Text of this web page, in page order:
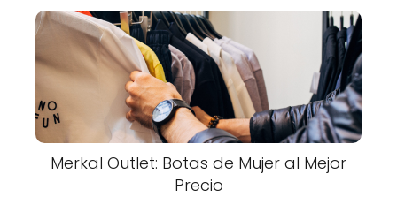
Merkal Outlet: Botas de Mujer al Mejor
Precio